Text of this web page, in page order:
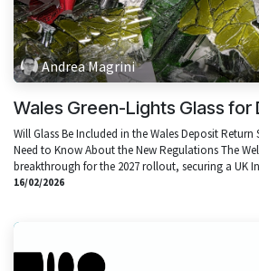
Andrea Magrini
Wales Green-Lights Glass for
Will Glass Be Included in the Wales Deposit Return
Need to Know About the New Regulations The
breakthrough for the 2027 rollout, securing a UK
16/02/2026